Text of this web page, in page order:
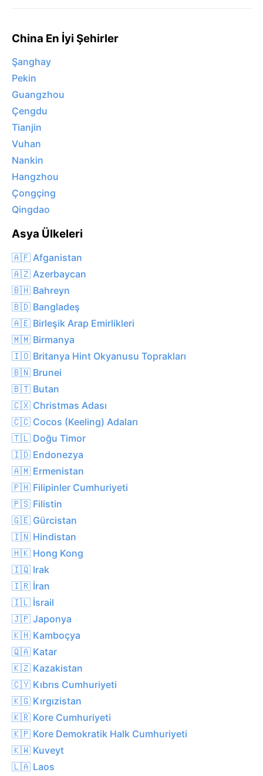
China En İyi Şehirler
Şanghay
Pekin
Guangzhou
Çengdu
Tianjin
Vuhan
Nankin
Hangzhou
Çongçing
Qingdao
Asya Ülkeleri
🇦🇫 Afganistan
🇦🇿 Azerbaycan
🇧🇭 Bahreyn
🇧🇩 Bangladeş
🇦🇪 Birleşik Arap Emirlikleri
🇲🇲 Birmanya
🇮🇴 Britanya Hint Okyanusu Toprakları
🇧🇳 Brunei
🇧🇹 Butan
🇨🇽 Christmas Adası
🇨🇨 Cocos (Keeling) Adaları
🇹🇱 Doğu Timor
🇮🇩 Endonezya
🇦🇲 Ermenistan
🇵🇭 Filipinler Cumhuriyeti
🇵🇸 Filistin
🇬🇪 Gürcistan
🇮🇳 Hindistan
🇭🇰 Hong Kong
🇮🇶 Irak
🇮🇷 İran
🇮🇱 İsrail
🇯🇵 Japonya
🇰🇭 Kamboçya
🇶🇦 Katar
🇰🇿 Kazakistan
🇨🇾 Kıbrıs Cumhuriyeti
🇰🇬 Kırgızistan
🇰🇷 Kore Cumhuriyeti
🇰🇵 Kore Demokratik Halk Cumhuriyeti
🇰🇼 Kuveyt
🇱🇦 Laos